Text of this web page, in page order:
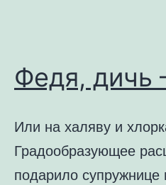
Федя, дичь
Или на халяву и
Градообразующее
подарило